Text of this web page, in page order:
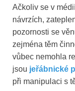
Ačkoliv se v
návrzích,
pozornosti se
zejména těm
vůbec nemohla
jsou jeřábnické
při manipulaci s